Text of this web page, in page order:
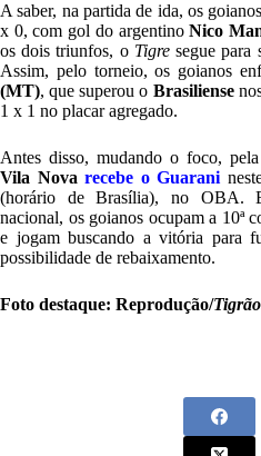
A saber, na partida de ida, os
x 0, com gol do argentinoNico
os dois triunfos, o Tigresegue para
Assim, pelo torneio, os goianos
(MT), que superou o Brasiliense
1 x 1 no placar agregado.
Antes disso, mudando o foco, pela
Vila Nova recebe o Guarani
(horário de Brasília), no OBA.
nacional, os goianos ocupam a 10ª
e jogam buscando a vitória para
possibilidade de rebaixamento.
Foto destaque: Reprodução/